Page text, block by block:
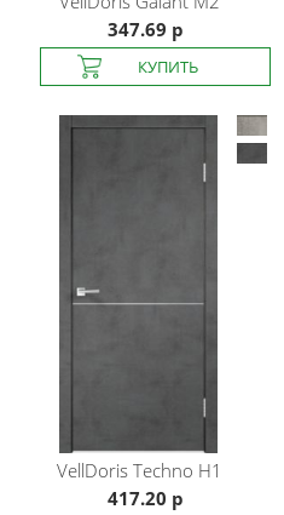
347.69 р
VellDoris Techno H1
417.20 р